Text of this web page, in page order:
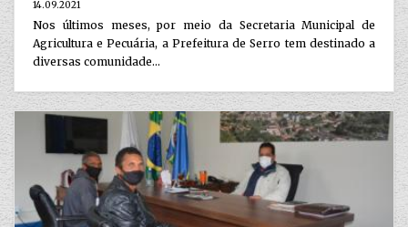
14.09.2021
Nos últimos meses, por meio da Secretaria Municipal de
Agricultura e Pecuária, a Prefeitura de Serro tem destinado a
diversas comunidade...